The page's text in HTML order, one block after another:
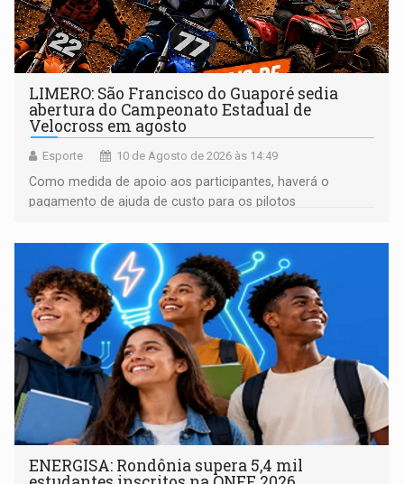
LIMERO: São Francisco do Guaporé sedia
abertura do Campeonato Estadual de
Velocross em agosto
Esporte 10 de Agosto de 2026 às 14:49
Como medida de apoio aos participantes, haverá o
pagamento de ajuda de custo para os pilotos
ENERGISA: Rondônia supera 5,4 mil